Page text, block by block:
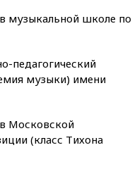
музыкальной школе по
педагогический
музыки) имени
Московской
(класс Тихона